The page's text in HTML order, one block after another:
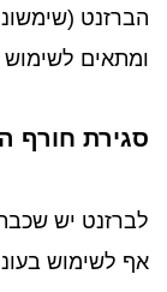
הברזנט
ומתאים
סגירת חורף
אף לשימוש